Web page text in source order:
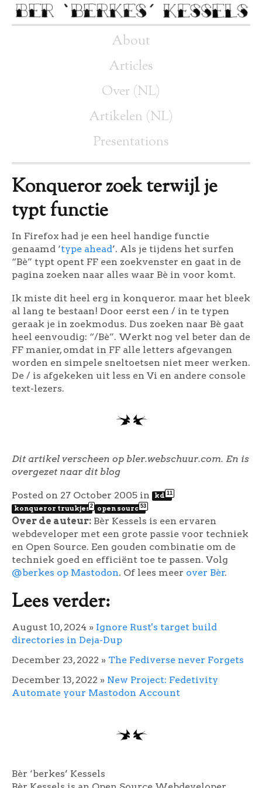
About
Articles
Over (NL)
Artikelen (NL)
Presentations
Konqueror zoek terwijl je
typt functie
In Firefox had je een heel handige functie
genaamd ‘type ahead’. Als je tijdens het surfen
“Bè” typt opent FF een zoekvenster en gaat in de
pagina zoeken naar alles waar Bè in voor komt.
Ik miste dit heel erg in konqueror. maar het bleek
al lang te bestaan! Door eerst een / in te typen
geraak je in zoekmodus. Dus zoeken naar Bè gaat
heel eenvoudig: “/Bè”. Werkt nog vel beter dan de
FF manier, omdat in FF alle letters afgevangen
worden en simpele sneltoetsen niet meer werken.
De / is afgekeken uit less en Vi en andere console
text-lezers.
Dit artikel verscheen op bler.webschuur.com. En is
overgezet naar dit blog
Posted on 27 October 2005 in kde11
konqueror truukjes2 open source53
Over de auteur: Bèr Kessels is een ervaren
webdeveloper met een grote passie voor techniek
en Open Source. Een gouden combinatie om de
techniek goed en efficiënt toe te passen. Volg
@berkes op Mastodon. Of lees meer over Bèr.
Lees verder:
August 10, 2024 » Ignore Rust's target build
directories in Deja-Dup
December 23, 2022 » The Fediverse never Forgets
December 13, 2022 » New Project: Fedetivity
Automate your Mastodon Account
Bèr ‘berkes’ Kessels